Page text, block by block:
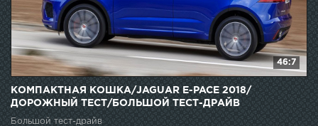
46:7
КОМПАКТНАЯ КОШКА/JAGUAR E-PACE 2018/
ДОРОЖНЫЙ ТЕСТ/БОЛЬШОЙ ТЕСТ-ДРАЙВ
Большой тест-драйв